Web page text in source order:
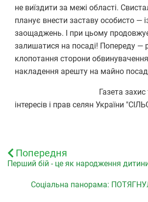
не виїздити за межі області.
планує внести заставу особисто —
заощаджень. І при цьому
залишатися на посаді! Попереду —
клопотання сторони
накладення арешту на майно
Газета захис
інтересів і прав селян України
Попередня
Перший бій - це як народження
Соціальна панорама: